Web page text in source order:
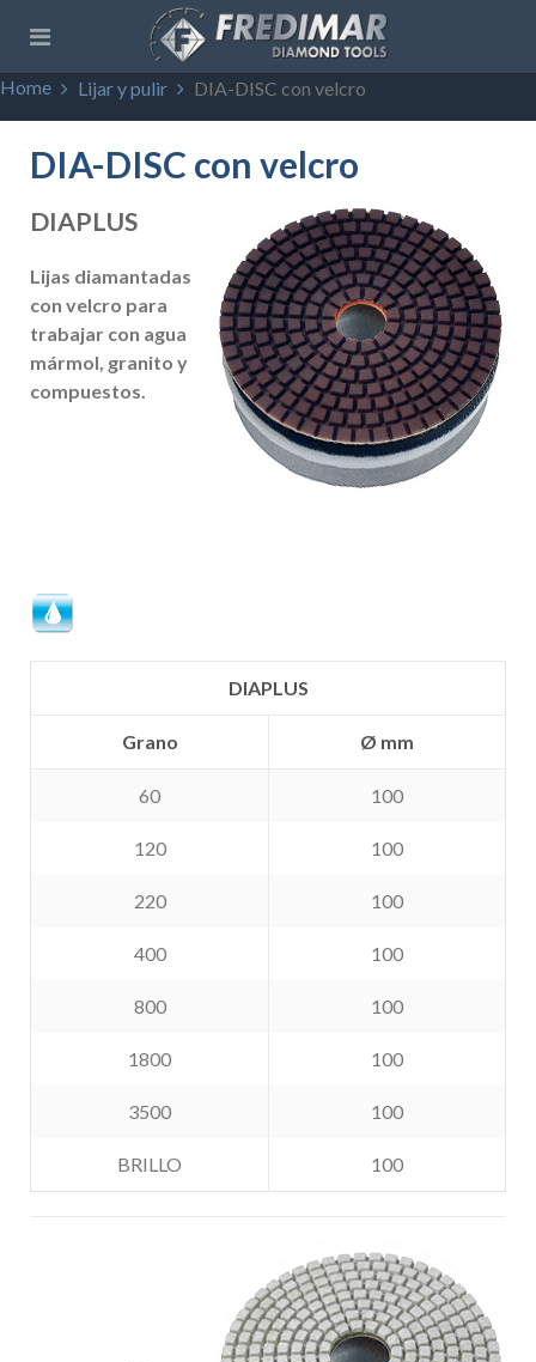
Home Lijar y pulir DIA-DISC con velcro
DIA-DISC con velcro
DIAPLUS
Lijas diamantadas
con velcro para
trabajar con agua
mármol, granito y
compuestos.
DIAPLUS
Grano Ø mm
60 100
120 100
220 100
400 100
800 100
1800 100
3500 100
BRILLO 100